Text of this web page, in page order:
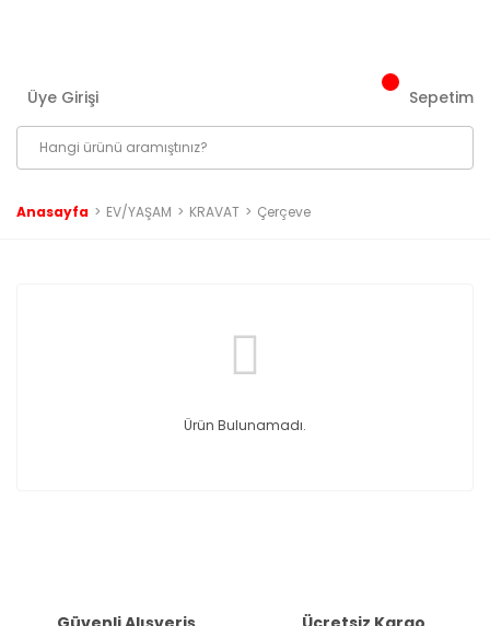
Üye Girişi Sepetim
Anasayfa EV/YAŞAM KRAVAT Çerçeve
Ürün Bulunamadı.